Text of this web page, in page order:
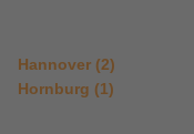
Hannover (2)
Hornburg (1)